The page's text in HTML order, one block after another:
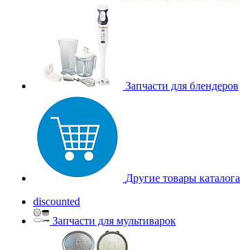
Запчасти для блендеров
Другие товары каталога
discounted
Запчасти для мультиварок